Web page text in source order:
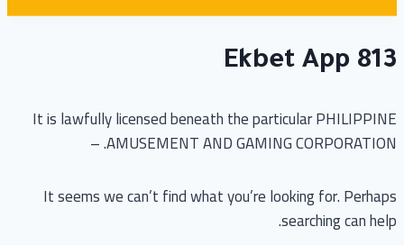
Ekbet App 813
It is lawfully licensed beneath the particular PHILIPPINE
AMUSEMENT AND GAMING CORPORATION. –
It seems we can’t find what you’re looking for. Perhaps
searching can help.